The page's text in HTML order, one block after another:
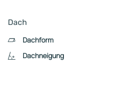
Dach
Dachform
Dachneigung